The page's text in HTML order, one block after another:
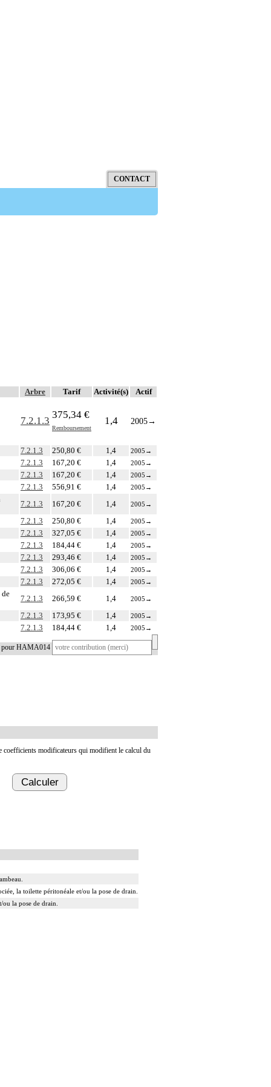
Arbre Tarif Activité(s) Actif
7.2.1.3
375,34 €
Remboursement
1,4 2005→
7.2.1.3 250,80 € 1,4 2005 →
7.2.1.3 167,20 € 1,4 2005 →
7.2.1.3 167,20 € 1,4 2005 →
7.2.1.3 556,91 € 1,4 2005 →
7.2.1.3 167,20 € 1,4 2005 →
7.2.1.3 250,80 € 1,4 2005 →
7.2.1.3 327,05 € 1,4 2005 →
7.2.1.3 184,44 € 1,4 2005 →
7.2.1.3 293,46 € 1,4 2005 →
7.2.1.3 306,06 € 1,4 2005 →
7.2.1.3 272,05 € 1,4 2005 →
de
7.2.1.3 266,59 € 1,4 2005 →
7.2.1.3 173,95 € 1,4 2005 →
7.2.1.3 184,44 € 1,4 2005 →
pour HAMA014
coefficients modificateurs qui modifient le calcul du
Calculer
la toilette péritonéale et/ou la pose de drain.
la pose de drain.